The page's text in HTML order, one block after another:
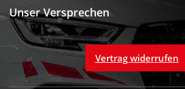
Unser Versprechen
Vertrag widerrufen